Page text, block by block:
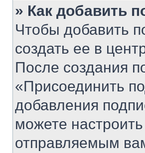
» Как добавить
Чтобы добавить
создать ее в
После создания
«Присоединить
добавления
можете
отправляемым